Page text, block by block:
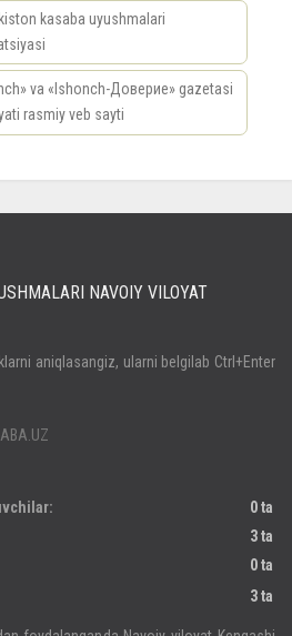
kasaba uyushmalari
va «Ishonch-Доверие» gazetasi
rasmiy veb sayti
NAVOIY VILOYAT
aniqlasangiz, ularni belgilab Ctrl+Enter
0 ta
3 ta
0 ta
3 ta